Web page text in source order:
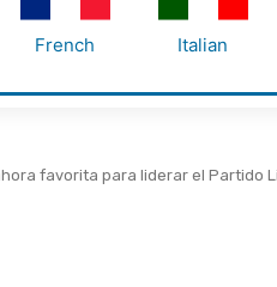
French Italian
favorita para liderar el Partido